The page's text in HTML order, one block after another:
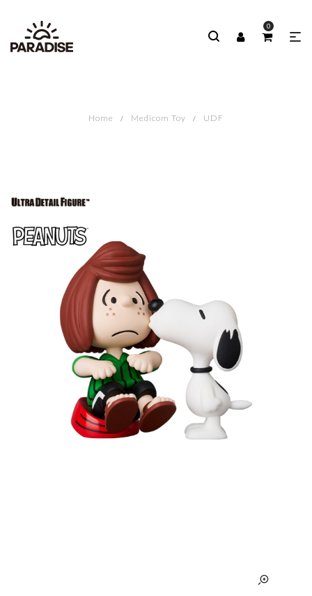
0
Home Medicom Toy UDF